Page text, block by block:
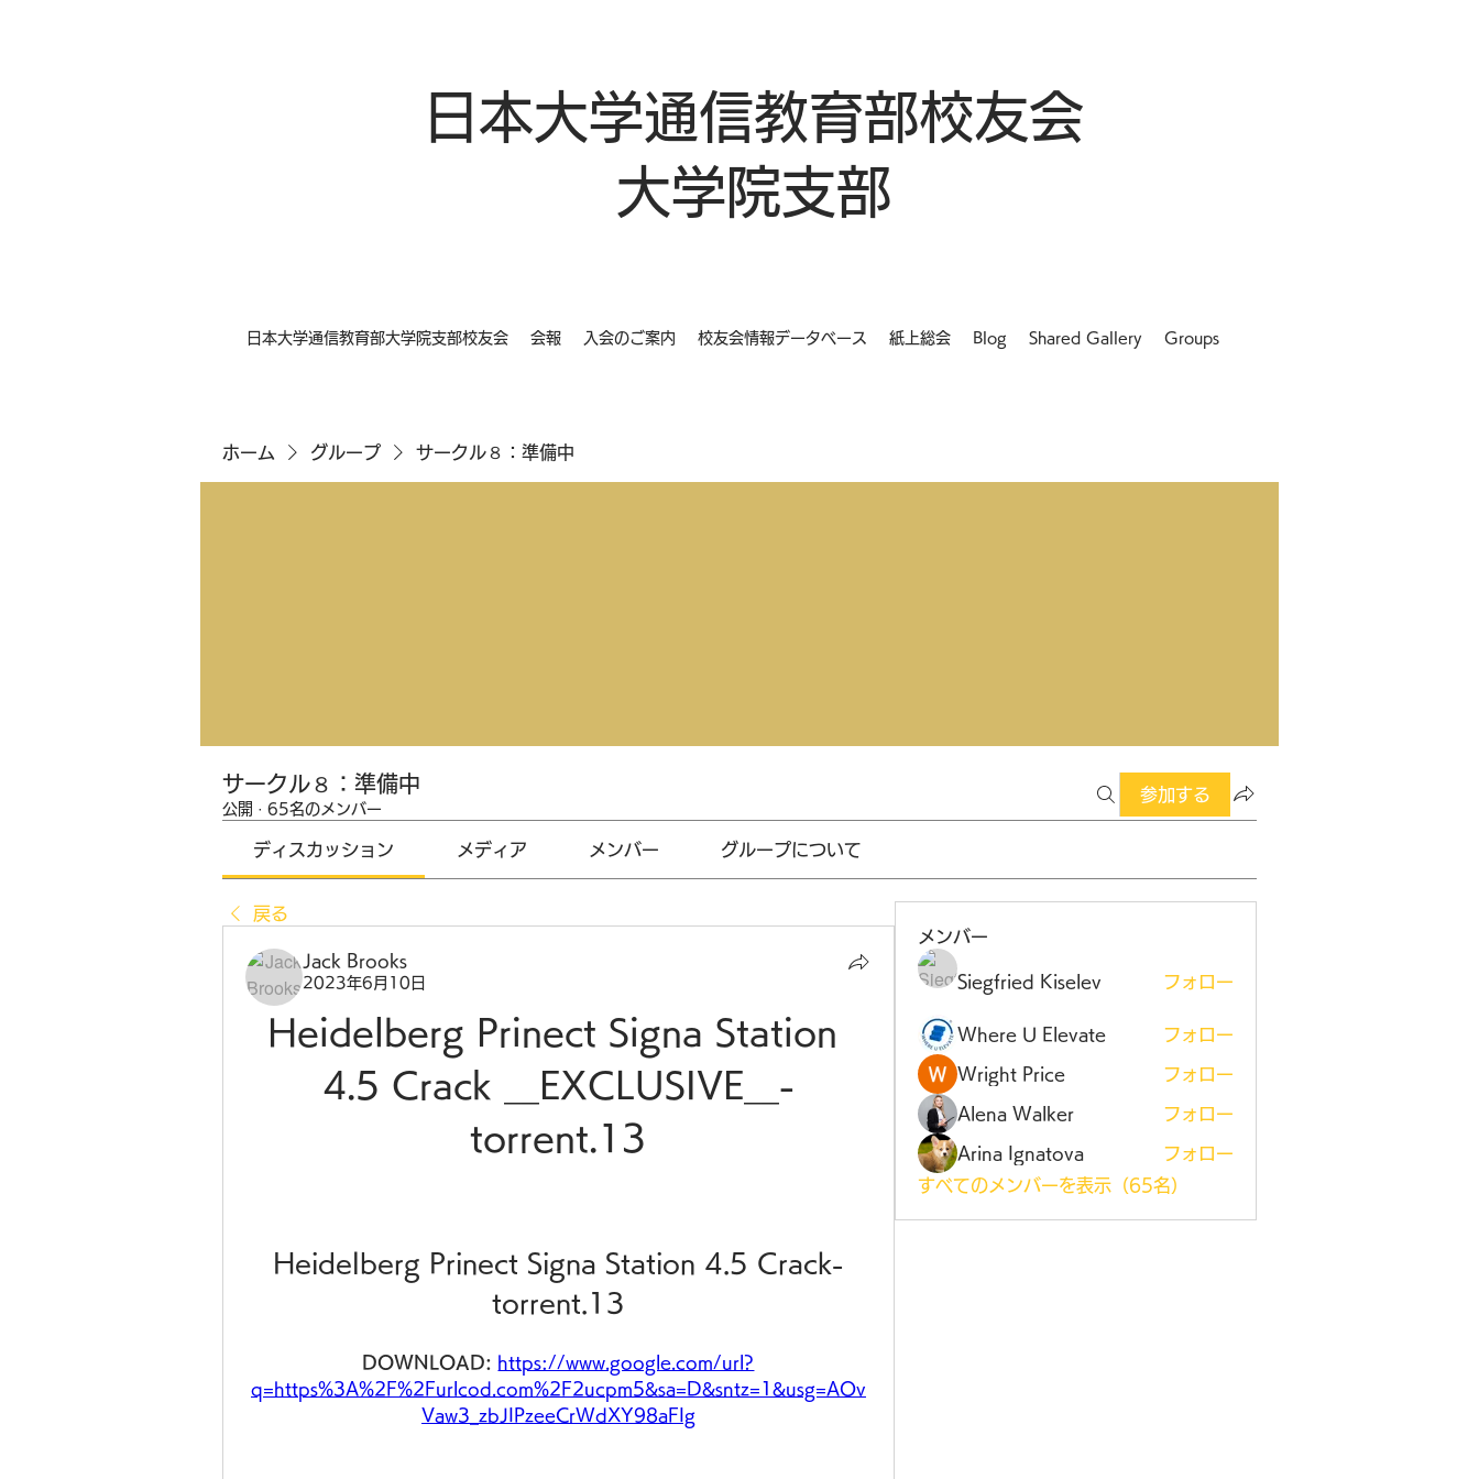
日本大学通信教育部校友会
大学院支部
日本大学通信教育部大学院支部校友会 会報 入会のご案内 校友会情報データベース 紙上総会 Blog Shared Gallery Groups
ホーム グループ サークル８：準備中
サークル８：準備中
公開 · 65名のメンバー
参加する
ディスカッション メディア メンバー グループについて
戻る
Jack Brooks
2023年6月10日
Heidelberg Prinect Signa Station
4.5 Crack __EXCLUSIVE__-
torrent.13
Heidelberg Prinect Signa Station 4.5 Crack-
torrent.13
DOWNLOAD: https://www.google.com/url?
q=https%3A%2F%2Furlcod.com%2F2ucpm5&sa=D&sntz=1&usg=AOv
Vaw3_zbJIPzeeCrWdXY98aFIg
メンバー
Siegfried Kiselev フォロー
Where U Elevate フォロー
Wright Price フォロー
Alena Walker フォロー
Arina Ignatova
フォロー
すべてのメンバーを表示（65名）